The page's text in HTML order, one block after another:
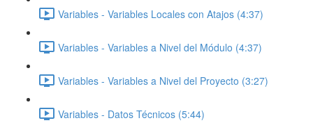
Variables - Variables Locales con Atajos (4:37)
Variables - Variables a Nivel del Módulo (4:37)
Variables - Variables a Nivel del Proyecto (3:27)
Variables - Datos Técnicos (5:44)